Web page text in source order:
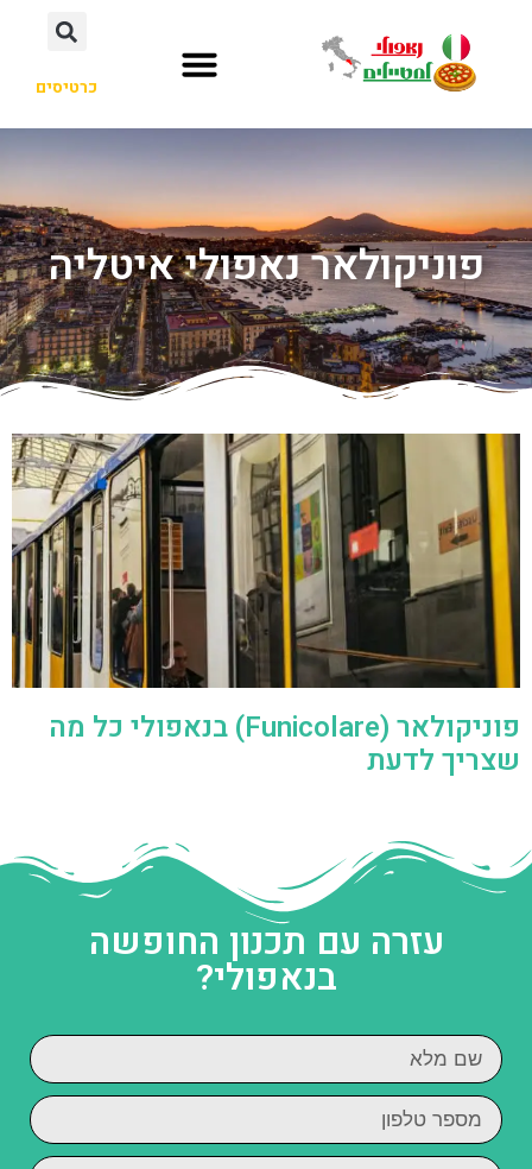
כרטיסים
פוניקולאר נאפולי איטליה
פוניקולאר (Funicolare) בנאפולי כל מה
שצריך לדעת
עזרה עם תכנון החופשה
בנאפולי?